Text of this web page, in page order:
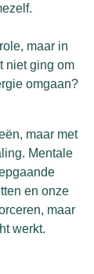
maar in
niet ging om
omgaan?
maar met
Mentale
en onze
maar
werkt.